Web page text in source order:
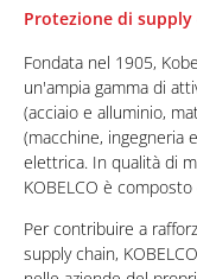
Protezione di
Fondata nel 1905,
un'ampia gamma di
(acciaio e alluminio,
(macchine, ingegneria
elettrica. In qualità di
KOBELCO è
Per contribuire a
supply chain,